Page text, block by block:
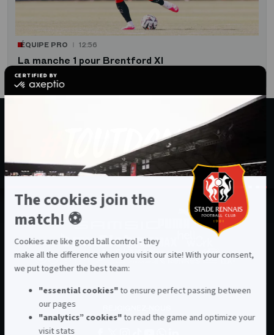
ÉQUIPE PRO 12:56
La manche 1 pour Brentford XI